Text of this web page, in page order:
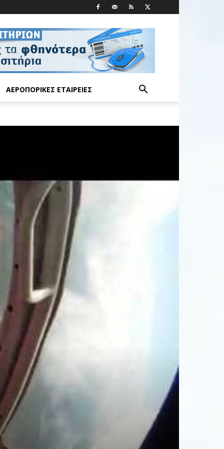
ΑΕΡΟΠΟΡΙΚΈΣ ΕΤΑΙΡΕΊΕΣ